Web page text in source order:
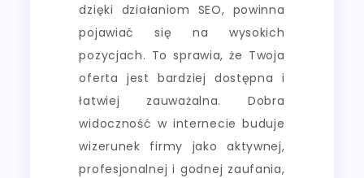
dzięki działaniom SEO, powinna
pojawiać się na wysokich
pozycjach. To sprawia, że Twoja
oferta jest bardziej dostępna i
łatwiej zauważalna. Dobra
widoczność w internecie buduje
wizerunek firmy jako aktywnej,
profesjonalnej i godnej zaufania,